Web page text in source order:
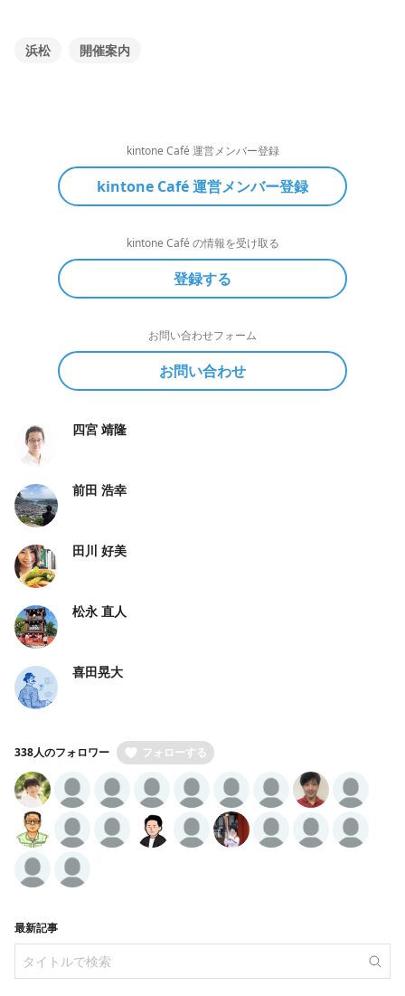
浜松 開催案内
kintone Café 運営メンバー登録
kintone Café 運営メンバー登録
kintone Café の情報を受け取る
登録する
お問い合わせフォーム
お問い合わせ
四宮 靖隆
前田 浩幸
田川 好美
松永 直人
喜田晃大
338人のフォロワー フォローする
最新記事